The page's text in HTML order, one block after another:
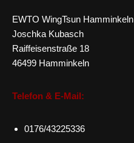
EWTO WingTsun Hamminkeln
Joschka Kubasch
Raiffeisenstraße 18
46499 Hamminkeln
Telefon & E-Mail:
0176/43225336